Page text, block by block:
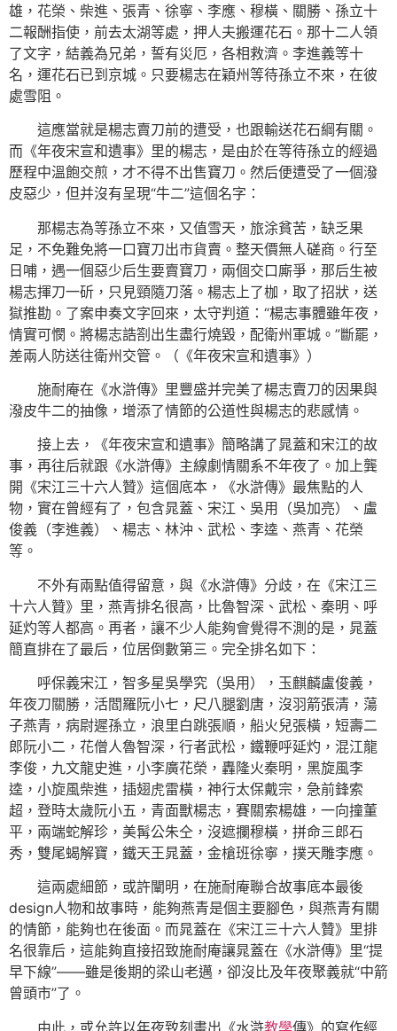
雄，花榮、柴進、張青、徐寧、李應、穆橫、關勝、孫立十
二報酬指使，前去太湖等處，押人夫搬運花石。那十二人領
了文字，結義為兄弟，誓有災厄，各相救濟。李進義等十
名，運花石已到京城。只要楊志在穎州等待孫立不來，在彼
處雪阻。
這應當就是楊志賣刀前的遭受，也跟輸送花石綱有關。
而《年夜宋宣和遺事》里的楊志，是由於在等待孫立的經過
歷程中溫飽交煎，才不得不出售寶刀。然后便遭受了一個潑
皮惡少，但并沒有呈現“牛二”這個名字：
那楊志為等孫立不來，又值雪天，旅涂貧苦，缺乏果
足，不免難免將一口寶刀出市貨賣。整天價無人磋商。行至
日哺，遇一個惡少后生要賣寶刀，兩個交口廝爭，那后生被
楊志揮刀一斫，只見頸隨刀落。楊志上了枷，取了招狀，送
獄推勘。了案申奏文字回來，太守判道：“楊志事體雖年夜，
情實可憫。將楊志誥劄出生盡行燒毀，配衛州軍城。”斷罷，
差兩人防送往衛州交管。（《年夜宋宣和遺事》）
施耐庵在《水滸傳》里豐盛并完美了楊志賣刀的因果與
潑皮牛二的抽像，增添了情節的公道性與楊志的悲感情。
接上去，《年夜宋宣和遺事》簡略講了晁蓋和宋江的故
事，再往后就跟《水滸傳》主線劇情關系不年夜了。加上龔
開《宋江三十六人贊》這個底本，《水滸傳》最焦點的人
物，實在曾經有了，包含晁蓋、宋江、吳用（吳加亮）、盧
俊義（李進義）、楊志、林沖、武松、李逵、燕青、花榮
等。
不外有兩點值得留意，與《水滸傳》分歧，在《宋江三
十六人贊》里，燕青排名很高，比魯智深、武松、秦明、呼
延灼等人都高。再者，讓不少人能夠會覺得不測的是，晁蓋
簡直排在了最后，位居倒數第三。完全排名如下：
呼保義宋江，智多星吳學究（吳用），玉麒麟盧俊義，
年夜刀關勝，活閻羅阮小七，尺八腿劉唐，沒羽箭張清，蕩
子燕青，病尉遲孫立，浪里白跳張順，船火兒張橫，短壽二
郎阮小二，花僧人魯智深，行者武松，鐵鞭呼延灼，混江龍
李俊，九文龍史進，小李廣花榮，轟隆火秦明，黑旋風李
逵，小旋風柴進，插翅虎雷橫，神行太保戴宗，急前鋒索
超，登時太歲阮小五，青面獸楊志，賽關索楊雄，一向撞董
平，兩端蛇解珍，美髯公朱仝，沒遮攔穆橫，拼命三郎石
秀，雙尾蝎解寶，鐵天王晁蓋，金槍班徐寧，撲天雕李應。
這兩處細節，或許闡明，在施耐庵聯合故事底本最後
design人物和故事時，能夠燕青是個主要腳色，與燕青有關
的情節，能夠也在後面。而晁蓋在《宋江三十六人贊》里排
名很靠后，這能夠直接招致施耐庵讓晁蓋在《水滸傳》里“提
早下線”——雖是後期的梁山老邁，卻沒比及年夜聚義就“中箭
曾頭市”了。
由此，或允許以年夜致刻畫出《水滸教學傳》的寫作經